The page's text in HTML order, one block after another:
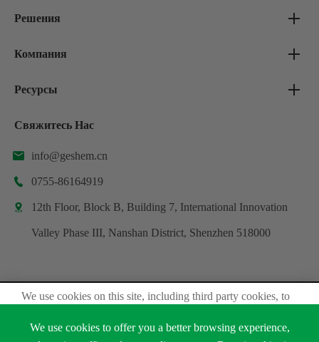
Решения
Компания
Ресурсы
Свяжитесь Нас
 info@geshem.cn
 0755-86164919
 12th Floor, Block B, Building 7, International Innovation
Valley Phase III, Nanshan District, Shenzhen 518000
Авторские права ©Shenzhen Geshem Technology Co., Ltd.
Все права защищены.
We use cookies on this site, including third party cookies, to
We use cookies to offer you a better browsing experience,